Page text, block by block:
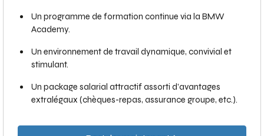
Un programme de formation continue via la BMW
Academy.
Un environnement de travail dynamique, convivial et
stimulant.
Un package salarial attractif assorti d’avantages
extralégaux (chèques-repas, assurance groupe, etc.).